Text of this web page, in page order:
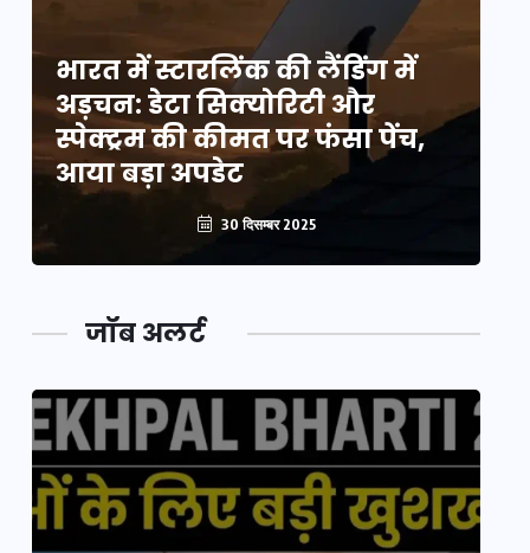
भारत में स्टारलिंक की लैंडिंग में
अड़चन: डेटा सिक्योरिटी और
स्पेक्ट्रम की कीमत पर फंसा पेंच,
आया बड़ा अपडेट
30 दिसम्बर 2025
जॉब अलर्ट